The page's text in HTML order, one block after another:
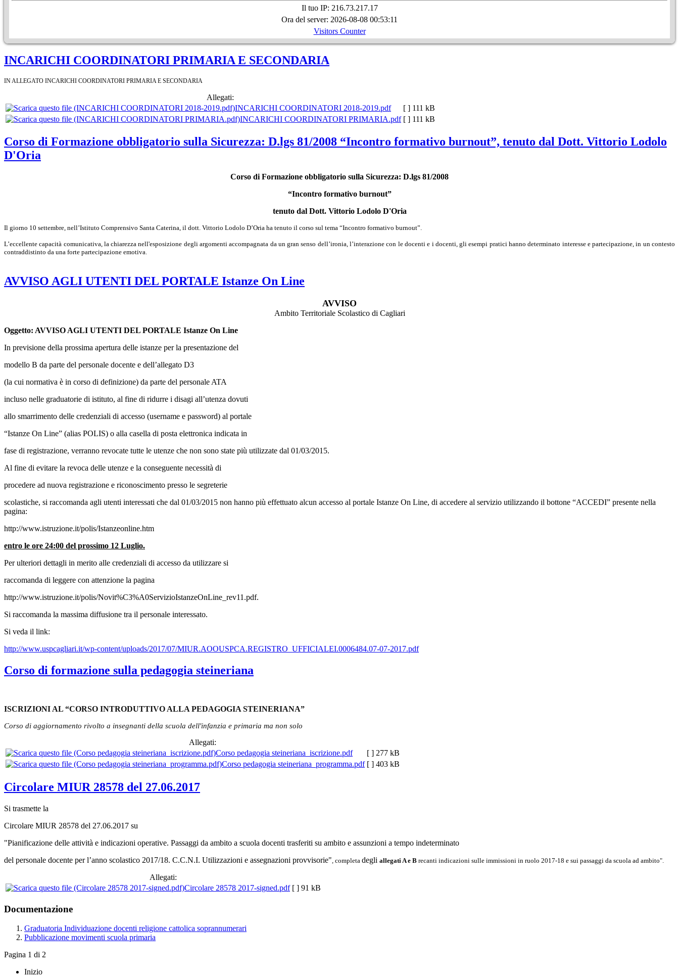
Il tuo IP: 216.73.217.17
Ora del server: 2026-08-08 00:53:11
Visitors Counter
INCARICHI COORDINATORI PRIMARIA E SECONDARIA
IN ALLEGATO INCARICHI COORDINATORI PRIMARIA E SECONDARIA
Allegati:
INCARICHI COORDINATORI 2018-2019.pdf
[ ] 111 kB
INCARICHI COORDINATORI PRIMARIA.pdf [ ] 111 kB
Corso di Formazione obbligatorio sulla Sicurezza: D.lgs 81/2008 “Incontro formativo burnout”, tenuto dal Dott. Vittorio Lodolo
D'Oria
Corso di Formazione obbligatorio sulla Sicurezza: D.lgs 81/2008
“Incontro formativo burnout”
tenuto dal Dott. Vittorio Lodolo D'Oria
Il giorno 10 settembre, nell’Istituto Comprensivo Santa Caterina, il dott. Vittorio Lodolo D’Oria ha tenuto il corso sul tema “Incontro formativo burnout”.
L’eccellente capacità comunicativa, la chiarezza nell'esposizione degli argomenti accompagnata da un gran senso dell’ironia, l’interazione con le docenti e i docenti, gli esempi pratici hanno determinato interesse e partecipazione, in un contesto
contraddistinto da una forte partecipazione emotiva.
AVVISO AGLI UTENTI DEL PORTALE Istanze On Line
AVVISO
Ambito Territoriale Scolastico di Cagliari
Oggetto: AVVISO AGLI UTENTI DEL PORTALE Istanze On Line
In previsione della prossima apertura delle istanze per la presentazione del
modello B da parte del personale docente e dell’allegato D3
(la cui normativa è in corso di definizione) da parte del personale ATA
incluso nelle graduatorie di istituto, al fine di ridurre i disagi all’utenza dovuti
allo smarrimento delle credenziali di accesso (username e password) al portale
“Istanze On Line” (alias POLIS) o alla casella di posta elettronica indicata in
fase di registrazione, verranno revocate tutte le utenze che non sono state più utilizzate dal 01/03/2015.
Al fine di evitare la revoca delle utenze e la conseguente necessità di
procedere ad nuova registrazione e riconoscimento presso le segreterie
scolastiche, si raccomanda agli utenti interessati che dal 01/03/2015 non hanno più effettuato alcun accesso al portale Istanze On Line, di accedere al servizio utilizzando il bottone “ACCEDI” presente nella
pagina:
http://www.istruzione.it/polis/Istanzeonline.htm
entro le ore 24:00 del prossimo 12 Luglio.
Per ulteriori dettagli in merito alle credenziali di accesso da utilizzare si
raccomanda di leggere con attenzione la pagina
http://www.istruzione.it/polis/Novit%C3%A0ServizioIstanzeOnLine_rev11.pdf.
Si raccomanda la massima diffusione tra il personale interessato.
Si veda il link:
http://www.uspcagliari.it/wp-content/uploads/2017/07/MIUR.AOOUSPCA.REGISTRO_UFFICIALEI.0006484.07-07-2017.pdf
Corso di formazione sulla pedagogia steineriana
ISCRIZIONI AL “CORSO INTRODUTTIVO ALLA PEDAGOGIA STEINERIANA”
Corso di aggiornamento rivolto a insegnanti della scuola dell'infanzia e primaria ma non solo
Allegati:
Corso pedagogia steineriana_iscrizione.pdf
[ ] 277 kB
Corso pedagogia steineriana_programma.pdf [ ] 403 kB
Circolare MIUR 28578 del 27.06.2017
Si trasmette la
Circolare MIUR 28578 del 27.06.2017 su
"Pianificazione delle attività e indicazioni operative. Passaggi da ambito a scuola docenti trasferiti su ambito e assunzioni a tempo indeterminato
del personale docente per l’anno scolastico 2017/18. C.C.N.I. Utilizzazioni e assegnazioni provvisorie" , completa degli allegati A e B recanti indicazioni sulle immissioni in ruolo 2017-18 e sui passaggi da scuola ad ambito".
Allegati:
Circolare 28578 2017-signed.pdf [ ] 91 kB
Documentazione
Graduatoria Individuazione docenti religione cattolica soprannumerari
Pubblicazione movimenti scuola primaria
Pagina 1 di 2
Inizio